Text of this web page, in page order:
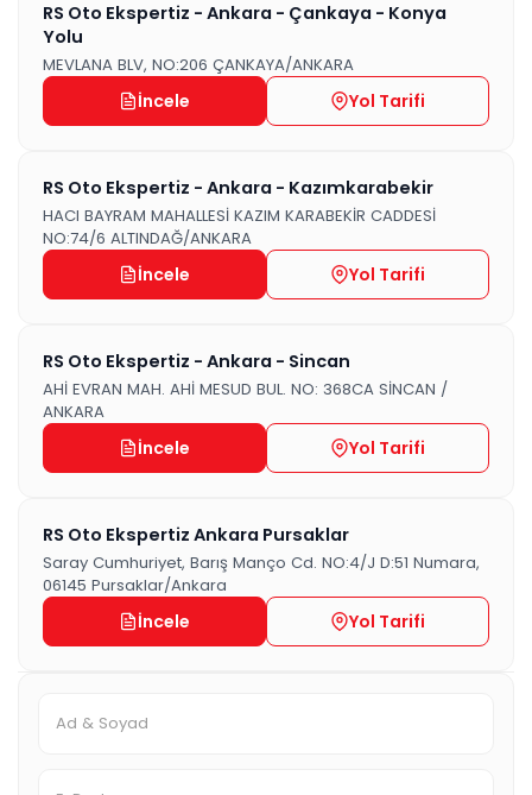
RS Oto Ekspertiz - Ankara - Çankaya - Konya
Yolu
MEVLANA BLV, NO:206 ÇANKAYA/ANKARA
İncele Yol Tarifi
RS Oto Ekspertiz - Ankara - Kazımkarabekir
HACI BAYRAM MAHALLESİ KAZIM KARABEKİR CADDESİ
NO:74/6 ALTINDAĞ/ANKARA
İncele Yol Tarifi
RS Oto Ekspertiz - Ankara - Sincan
AHİ EVRAN MAH. AHİ MESUD BUL. NO: 368CA SİNCAN /
ANKARA
İncele Yol Tarifi
RS Oto Ekspertiz Ankara Pursaklar
Saray Cumhuriyet, Barış Manço Cd. NO:4/J D:51 Numara,
06145 Pursaklar/Ankara
İncele Yol Tarifi